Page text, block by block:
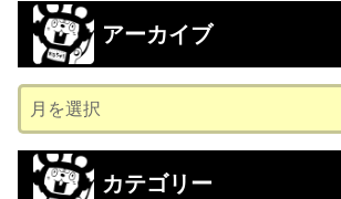
アーカイブ
ー
カ
カテゴリー